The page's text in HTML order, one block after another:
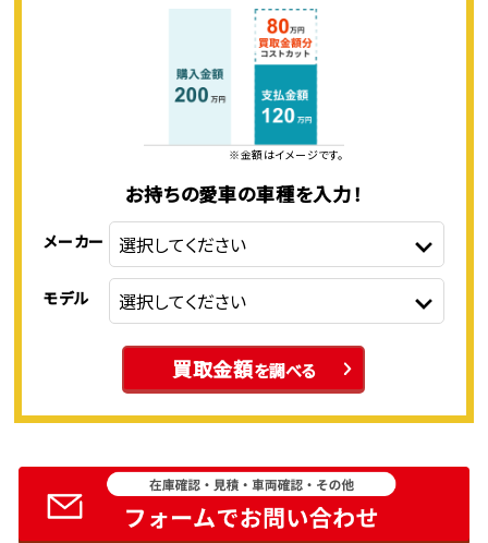
※金額はイメージです。
お持ちの愛車の車種を入力！
メーカー
モデル
買取金額を調べる